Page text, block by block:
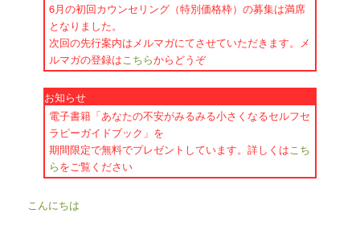
6月の初回カウンセリング（特別価格枠）の募集は満席
となりました。
次回の先行案内はメルマガにてさせていただきます。メ
ルマガの登録はこちらからどうぞ
お知らせ
電子書籍「あなたの不安がみるみる小さくなるセルフセ
ラピーガイドブック」を
期間限定で無料でプレゼントしています。詳しくはこち
らをご覧ください
こんにちは